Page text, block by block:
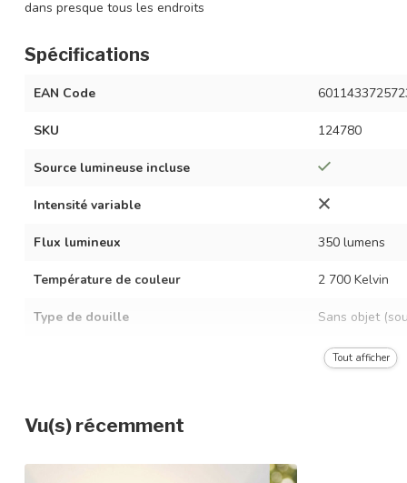
dans presque tous les endroits
Spécifications
EAN Code
SKU 124780
Source lumineuse incluse
Intensité variable
Flux lumineux 350 lumens
Température de couleur 2 700 Kelvin
Type de douille Sans objet
2 x 3 watts
Fréquence
Angle de diffusion
Tout afficher
Vu(s) récemment